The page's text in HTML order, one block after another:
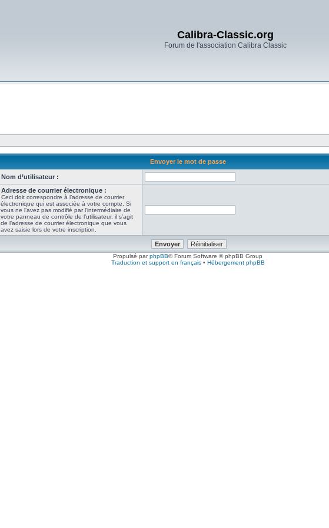
Calibra-Classic.org
Forum de l'association Calibra Classic
Envoyer le mot de passe
Nom d’utilisateur :
Adresse de courrier électronique :
Ceci doit correspondre à l’adresse de courrier
électronique qui est associée à votre compte. Si
vous ne l’avez pas modifié par l’intermédiaire de
votre panneau de contrôle de l’utilisateur, il s’agit
de l’adresse de courrier électronique que vous
avez saisie lors de votre inscription.
Propulsé parphpBB® Forum Software © phpBB Group
Traduction et support en français• Hébergement phpBB